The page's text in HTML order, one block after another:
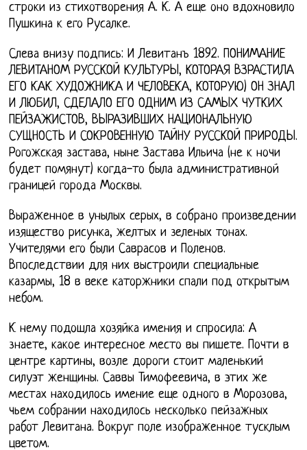
строки из стихотворения А. К. А еще оно вдохновило
Пушкина к его Русалке.
Слева внизу подпись: И Левитанъ 1892. ПОНИМАНИЕ
ЛЕВИТАНОМ РУССКОЙ КУЛЬТУРЫ, КОТОРАЯ ВЗРАСТИЛА
ЕГО КАК ХУДОЖНИКА И ЧЕЛОВЕКА, КОТОРУЮ) ОН ЗНАЛ
И ЛЮБИЛ, СДЕЛАЛО ЕГО ОДНИМ ИЗ САМЫХ ЧУТКИХ
ПЕЙЗАЖИСТОВ, ВЫРАЗИВШИХ НАЦИОНАЛЬНУЮ
СУЩНОСТЬ И СОКРОВЕННУЮ ТАЙНУ РУССКОЙ ПРИРОДЫ.
Рогожская застава, ныне Застава Ильича (не к ночи
будет помянут) когда-то была административной
границей города Москвы.
Выраженное в унылых серых, в собрано произведении
изящество рисунка, желтых и зеленых тонах.
Учителями его были Саврасов и Поленов.
Впоследствии для них выстроили специальные
казармы, 18 в веке каторжники спали под открытым
небом.
К нему подошла хозяйка имения и спросила: А
знаете, какое интересное место вы пишете. Почти в
центре картины, возле дороги стоит маленький
силуэт женщины. Саввы Тимофеевича, в этих же
местах находилось имение еще одного в Морозова,
чьем собрании находилось несколько пейзажных
работ Левитана. Вокруг поле изображенное тусклым
цветом.